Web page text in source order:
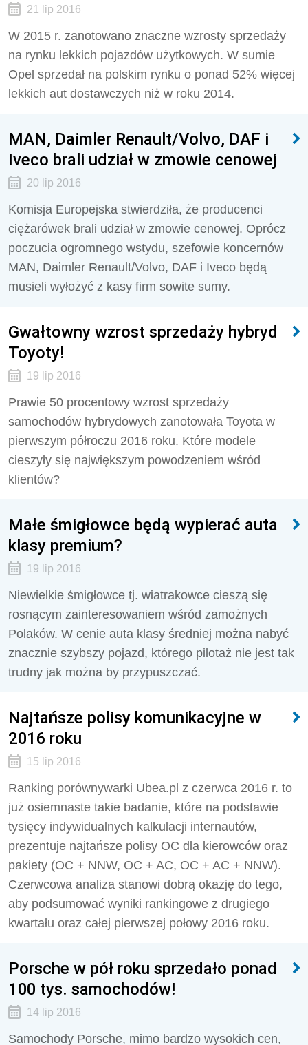
21 lip 2016
W 2015 r. zanotowano znaczne wzrosty sprzedaży
na rynku lekkich pojazdów użytkowych. W sumie
Opel sprzedał na polskim rynku o ponad 52% więcej
lekkich aut dostawczych niż w roku 2014.
MAN, Daimler Renault/Volvo, DAF i
Iveco brali udział w zmowie cenowej
20 lip 2016
Komisja Europejska stwierdziła, że producenci
ciężarówek brali udział w zmowie cenowej. Oprócz
poczucia ogromnego wstydu, szefowie koncernów
MAN, Daimler Renault/Volvo, DAF i Iveco będą
musieli wyłożyć z kasy firm sowite sumy.
Gwałtowny wzrost sprzedaży hybryd
Toyoty!
19 lip 2016
Prawie 50 procentowy wzrost sprzedaży
samochodów hybrydowych zanotowała Toyota w
pierwszym półroczu 2016 roku. Które modele
cieszyły się największym powodzeniem wśród
klientów?
Małe śmigłowce będą wypierać auta
klasy premium?
19 lip 2016
Niewielkie śmigłowce tj. wiatrakowce cieszą się
rosnącym zainteresowaniem wśród zamożnych
Polaków. W cenie auta klasy średniej można nabyć
znacznie szybszy pojazd, którego pilotaż nie jest tak
trudny jak można by przypuszczać.
Najtańsze polisy komunikacyjne w
2016 roku
15 lip 2016
Ranking porównywarki Ubea.pl z czerwca 2016 r. to
już osiemnaste takie badanie, które na podstawie
tysięcy indywidualnych kalkulacji internautów,
prezentuje najtańsze polisy OC dla kierowców oraz
pakiety (OC + NNW, OC + AC, OC + AC + NNW).
Czerwcowa analiza stanowi dobrą okazję do tego,
aby podsumować wyniki rankingowe z drugiego
kwartału oraz całej pierwszej połowy 2016 roku.
Porsche w pół roku sprzedało ponad
100 tys. samochodów!
14 lip 2016
Samochody Porsche, mimo bardzo wysokich cen,